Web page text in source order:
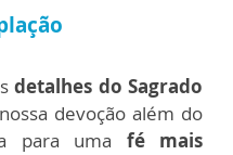
detalhes do Sagrado
devoção além do
a para uma fé mais